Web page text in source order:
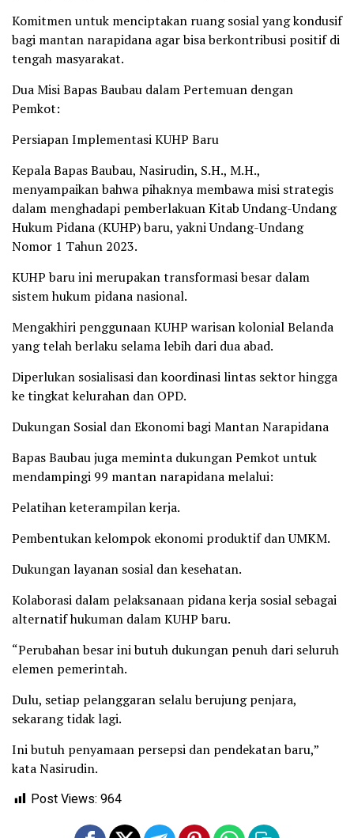
Komitmen untuk menciptakan ruang sosial yang kondusif
bagi mantan narapidana agar bisa berkontribusi positif di
tengah masyarakat.
Dua Misi Bapas Baubau dalam Pertemuan dengan
Pemkot:
Persiapan Implementasi KUHP Baru
Kepala Bapas Baubau, Nasirudin, S.H., M.H.,
menyampaikan bahwa pihaknya membawa misi strategis
dalam menghadapi pemberlakuan Kitab Undang-Undang
Hukum Pidana (KUHP) baru, yakni Undang-Undang
Nomor 1 Tahun 2023.
KUHP baru ini merupakan transformasi besar dalam
sistem hukum pidana nasional.
Mengakhiri penggunaan KUHP warisan kolonial Belanda
yang telah berlaku selama lebih dari dua abad.
Diperlukan sosialisasi dan koordinasi lintas sektor hingga
ke tingkat kelurahan dan OPD.
Dukungan Sosial dan Ekonomi bagi Mantan Narapidana
Bapas Baubau juga meminta dukungan Pemkot untuk
mendampingi 99 mantan narapidana melalui:
Pelatihan keterampilan kerja.
Pembentukan kelompok ekonomi produktif dan UMKM.
Dukungan layanan sosial dan kesehatan.
Kolaborasi dalam pelaksanaan pidana kerja sosial sebagai
alternatif hukuman dalam KUHP baru.
“Perubahan besar ini butuh dukungan penuh dari seluruh
elemen pemerintah.
Dulu, setiap pelanggaran selalu berujung penjara,
sekarang tidak lagi.
Ini butuh penyamaan persepsi dan pendekatan baru,”
kata Nasirudin.
Post Views: 964